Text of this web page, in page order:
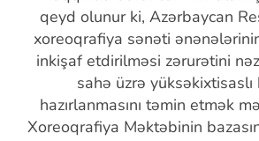
qeyd olunur ki, Azərbaycan
xoreoqrafiya sənəti
inkişaf etdirilməsi zərurətini
sahə üzrə yüksəkixtisaslı
hazırlanmasını təmin etmək
Xoreoqrafiya Məktəbinin